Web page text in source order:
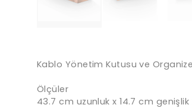
Kablo Yönetim Kutusu ve
Ölçüler
43.7 cm uzunluk x 14.7 cm genişlik